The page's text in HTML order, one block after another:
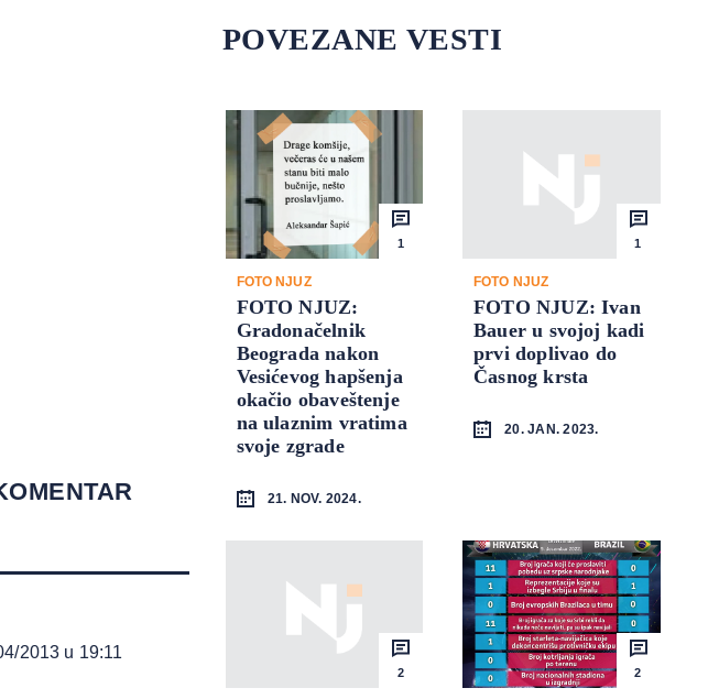
2013 u 19:11
POVEZANE VESTI
1
FOTO NJUZ
FOTO NJUZ:
Gradonačelnik
Beograda nakon
Vesićevog hapšenja
okačio obaveštenje
na ulaznim vratima
svoje zgrade
21. NOV. 2024.
1
FOTO NJUZ
FOTO NJUZ: Ivan
Bauer u svojoj kadi
prvi doplivao do
Časnog krsta
20. JAN. 2023.
2 2